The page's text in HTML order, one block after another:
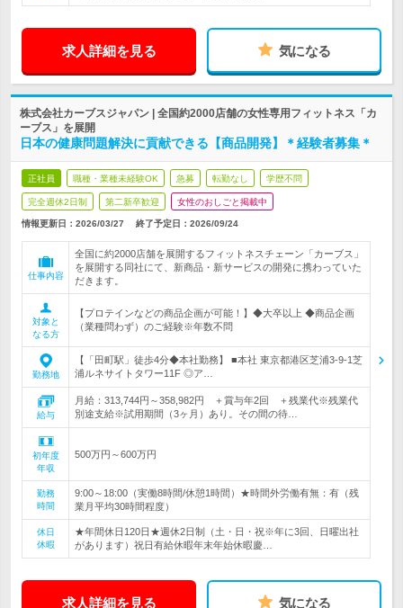
求人詳細を見る 気になる
株式会社カーブスジャパン | 全国約2000店舗の女性専用フィットネス「カ
ーブス」を展開
日本の健康問題解決に貢献できる【商品開発】＊経験者募集＊
正社員 職種・業種未経験OK 急募 転勤なし 学歴不問
完全週休2日制 第二新卒歓迎 女性のおしごと掲載中
情報更新日：2026/03/27 終了予定日： 2026/09/24
仕事内容
全国に約2000店舗を展開するフィットネスチェーン「カーブス」
を展開する同社にて、新商品・新サービスの開発に携わっていた
だきます。
対象と
なる方
【プロテインなどの商品企画が可能！】◆大卒以上 ◆商品企画
（業種問わず）のご経験※年数不問
勤務地
【「田町駅」徒歩4分◆本社勤務】 ■本社 東京都港区芝浦3-9-1芝
浦ルネサイトタワー11F ◎ア…
給与
月給：313,744円～358,982円 ＋賞与年2回 ＋残業代※残業代
別途支給※試用期間（3ヶ月）あり。その間の待…
初年度
年収
500万円～600万円
勤務
時間
9:00～18:00（実働8時間/休憩1時間）★時間外労働有無：有（残
業月平均30時間程度）
休日
休暇
★年間休日120日★週休2日制（土・日・祝※年に3回、日曜出社
があります）祝日有給休暇年末年始休暇慶…
求人詳細を見る 気になる